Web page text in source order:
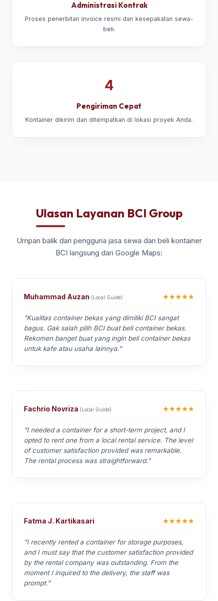
Administrasi Kontrak
Proses penerbitan invoice resmi dan kesepakatan sewa-
beli.
4
Pengiriman Cepat
Kontainer dikirim dan ditempatkan di lokasi proyek Anda.
Ulasan Layanan BCI Group
Umpan balik dari pengguna jasa sewa dan beli kontainer
BCI langsung dari Google Maps:
Muhammad Auzan (Local Guide) ★★★★★
"Kualitas container bekas yang dimiliki BCI sangat
bagus. Gak salah pilih BCI buat beli container bekas.
Rekomen banget buat yang ingin beli container bekas
untuk kafe atau usaha lainnya."
Fachrio Novriza (Local Guide) ★★★★★
"I needed a container for a short-term project, and I
opted to rent one from a local rental service. The level
of customer satisfaction provided was remarkable.
The rental process was straightforward."
Fatma J. Kartikasari ★★★★★
"I recently rented a container for storage purposes,
and I must say that the customer satisfaction provided
by the rental company was outstanding. From the
moment I inquired to the delivery, the staff was
prompt."